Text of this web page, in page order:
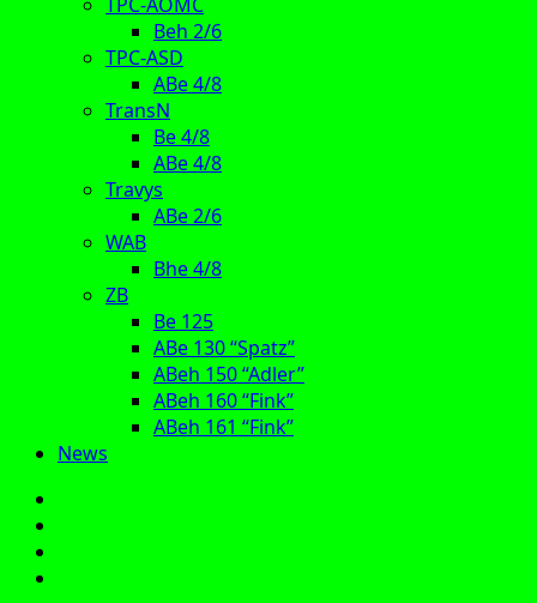
Beh 2/6
TPC-ASD
ABe 4/8
TransN
Be 4/8
ABe 4/8
Travys
ABe 2/6
WAB
Bhe 4/8
ZB
Be 125
ABe 130 “Spatz”
ABeh 150 “Adler”
ABeh 160 “Fink”
ABeh 161 “Fink”
News